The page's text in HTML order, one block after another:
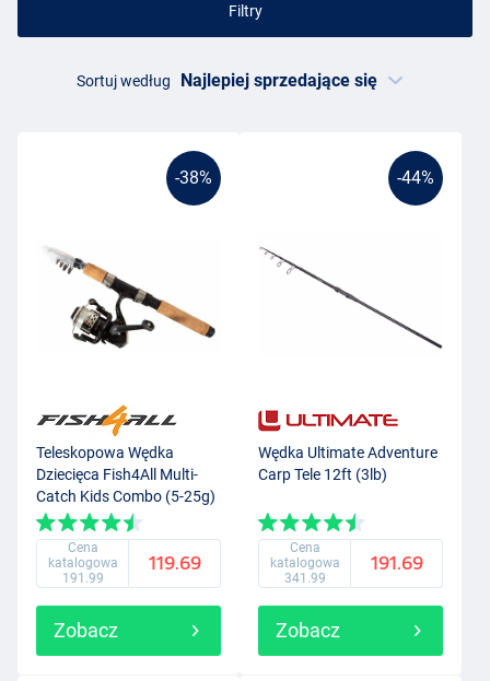
Filtry
Sortuj według
-38%
Teleskopowa Wędka
Dziecięca Fish4All Multi-
Catch Kids Combo (5-25g)
Cena
katalogowa
191.99
119.69
Zobacz
-44%
Wędka Ultimate Adventure
Carp Tele 12ft (3lb)
Cena
katalogowa
341.99
191.69
Zobacz